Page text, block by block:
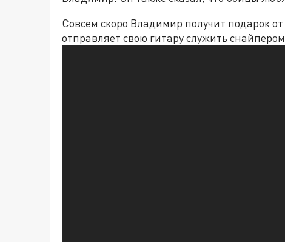
Совсем скоро Владимир получит подарок
отправляет свою гитару служить